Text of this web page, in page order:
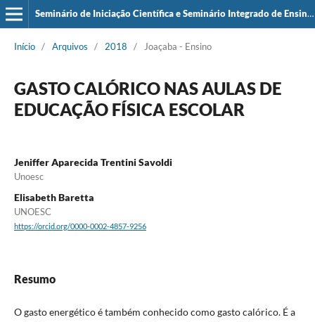
Seminário de Iniciação Científica e Seminário Integrado de Ensino, Pesquisa e Extensão (SIEPE)
Início / Arquivos / 2018 / Joaçaba - Ensino
GASTO CALÓRICO NAS AULAS DE
EDUCAÇÃO FÍSICA ESCOLAR
Jeniffer Aparecida Trentini Savoldi
Unoesc
Elisabeth Baretta
UNOESC
https://orcid.org/0000-0002-4857-9256
Resumo
O gasto energético é também conhecido como gasto calórico. É a